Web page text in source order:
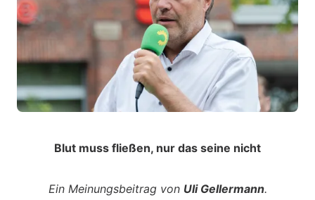
Blut muss fließen, nur das seine nicht
Ein Meinungsbeitrag von Uli Gellermann.